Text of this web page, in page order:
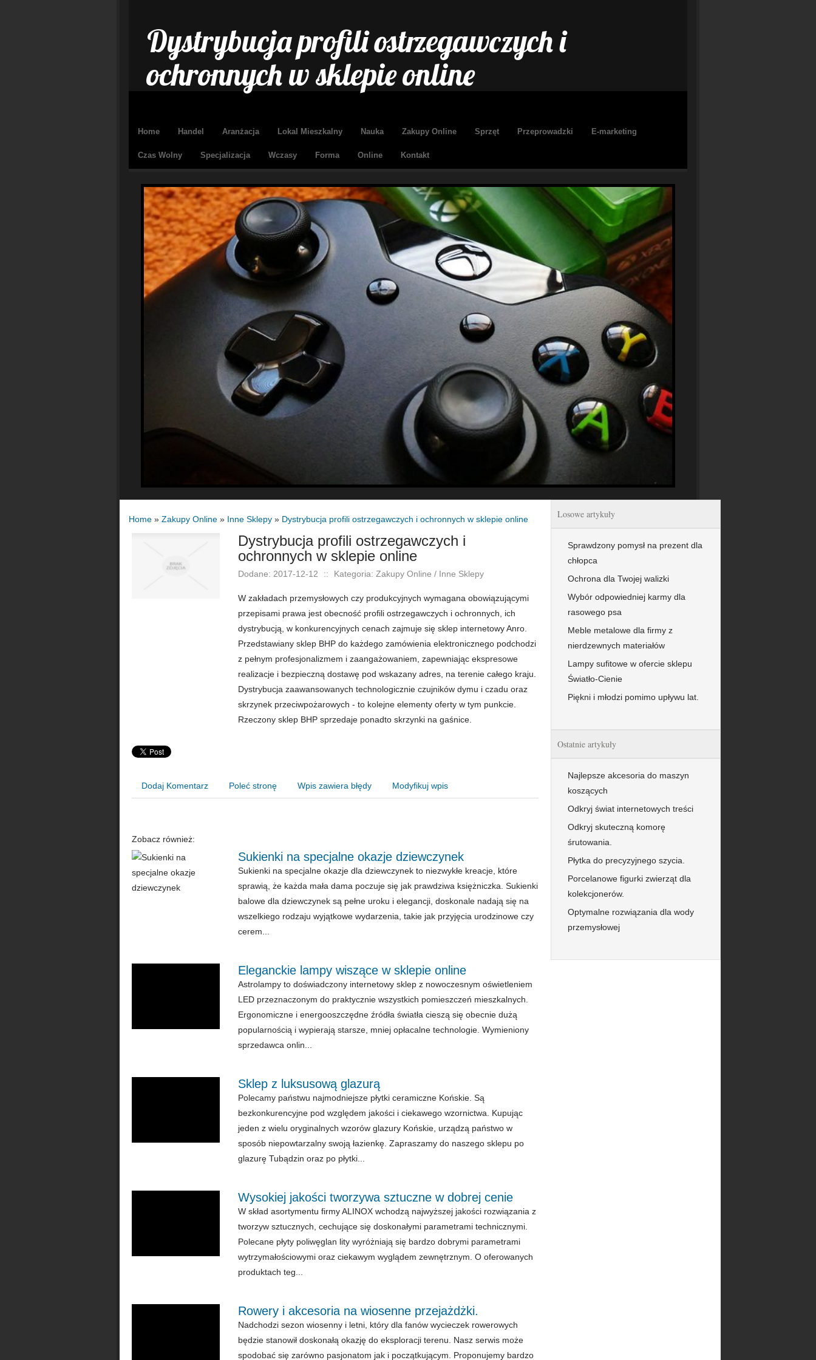
Dystrybucja profili ostrzegawczych i
ochronnych w sklepie online
Home Handel Aranżacja Lokal Mieszkalny Nauka Zakupy Online Sprzęt Przeprowadzki E-marketing
Czas Wolny Specjalizacja Wczasy Forma Online Kontakt
Home » Zakupy Online » Inne Sklepy » Dystrybucja profili ostrzegawczych i ochronnych w sklepie online
Dystrybucja profili ostrzegawczych i
ochronnych w sklepie online
Dodane: 2017-12-12 :: Kategoria: Zakupy Online / Inne Sklepy
W zakładach przemysłowych czy produkcyjnych wymagana obowiązującymi
przepisami prawa jest obecność profili ostrzegawczych i ochronnych, ich
dystrybucją, w konkurencyjnych cenach zajmuje się sklep internetowy Anro.
Przedstawiany sklep BHP do każdego zamówienia elektronicznego podchodzi
z pełnym profesjonalizmem i zaangażowaniem, zapewniając ekspresowe
realizacje i bezpieczną dostawę pod wskazany adres, na terenie całego kraju.
Dystrybucja zaawansowanych technologicznie czujników dymu i czadu oraz
skrzynek przeciwpożarowych - to kolejne elementy oferty w tym punkcie.
Rzeczony sklep BHP sprzedaje ponadto skrzynki na gaśnice.
Dodaj Komentarz Poleć stronę Wpis zawiera błędy Modyfikuj wpis
Zobacz również:
Sukienki na specjalne okazje dziewczynek
Sukienki na specjalne okazje dla dziewczynek to niezwykłe kreacje, które
sprawią, że każda mała dama poczuje się jak prawdziwa księżniczka. Sukienki
balowe dla dziewczynek są pełne uroku i elegancji, doskonale nadają się na
wszelkiego rodzaju wyjątkowe wydarzenia, takie jak przyjęcia urodzinowe czy
cerem...
Eleganckie lampy wiszące w sklepie online
Astrolampy to doświadczony internetowy sklep z nowoczesnym oświetleniem
LED przeznaczonym do praktycznie wszystkich pomieszczeń mieszkalnych.
Ergonomiczne i energooszczędne źródła światła cieszą się obecnie dużą
popularnością i wypierają starsze, mniej opłacalne technologie. Wymieniony
sprzedawca onlin...
Sklep z luksusową glazurą
Polecamy państwu najmodniejsze płytki ceramiczne Końskie. Są
bezkonkurencyjne pod względem jakości i ciekawego wzornictwa. Kupując
jeden z wielu oryginalnych wzorów glazury Końskie, urządzą państwo w
sposób niepowtarzalny swoją łazienkę. Zapraszamy do naszego sklepu po
glazurę Tubądzin oraz po płytki...
Wysokiej jakości tworzywa sztuczne w dobrej cenie
W skład asortymentu firmy ALINOX wchodzą najwyższej jakości rozwiązania z
tworzyw sztucznych, cechujące się doskonałymi parametrami technicznymi.
Polecane płyty poliwęglan lity wyróżniają się bardzo dobrymi parametrami
wytrzymałościowymi oraz ciekawym wyglądem zewnętrznym. O oferowanych
produktach teg...
Rowery i akcesoria na wiosenne przejażdżki.
Nadchodzi sezon wiosenny i letni, który dla fanów wycieczek rowerowych
będzie stanowił doskonałą okazję do eksploracji terenu. Nasz serwis może
spodobać się zarówno pasjonatom jak i początkującym. Proponujemy bardzo
Losowe artykuły
Sprawdzony pomysł na prezent dla
chłopca
Ochrona dla Twojej walizki
Wybór odpowiedniej karmy dla
rasowego psa
Meble metalowe dla firmy z
nierdzewnych materiałów
Lampy sufitowe w ofercie sklepu
Światło-Cienie
Piękni i młodzi pomimo upływu lat.
Ostatnie artykuły
Najlepsze akcesoria do maszyn
koszących
Odkryj świat internetowych treści
Odkryj skuteczną komorę
śrutowania.
Płytka do precyzyjnego szycia.
Porcelanowe figurki zwierząt dla
kolekcjonerów.
Optymalne rozwiązania dla wody
przemysłowej